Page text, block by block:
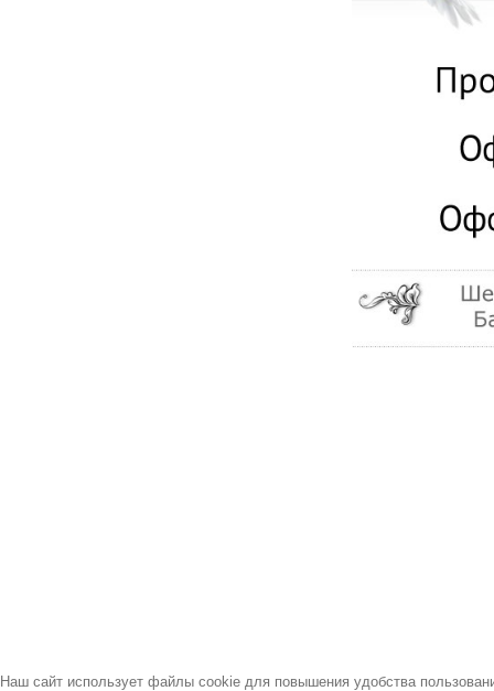
Наш сайт использует файлы cookie для повышения удобства